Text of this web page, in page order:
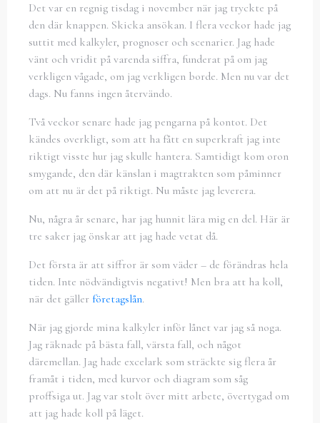
Det var en regnig tisdag i november när jag tryckte på
den där knappen. Skicka ansökan. I flera veckor hade jag
suttit med kalkyler, prognoser och scenarier. Jag hade
vänt och vridit på varenda siffra, funderat på om jag
verkligen vågade, om jag verkligen borde. Men nu var det
dags. Nu fanns ingen återvändo.
Två veckor senare hade jag pengarna på kontot. Det
kändes overkligt, som att ha fått en superkraft jag inte
riktigt visste hur jag skulle hantera. Samtidigt kom oron
smygande, den där känslan i magtrakten som påminner
om att nu är det på riktigt. Nu måste jag leverera.
Nu, några år senare, har jag hunnit lära mig en del. Här är
tre saker jag önskar att jag hade vetat då.
Det första är att siffror är som väder – de förändras hela
tiden. Inte nödvändigtvis negativt! Men bra att ha koll,
när det gäller företagslån.
När jag gjorde mina kalkyler inför lånet var jag så noga.
Jag räknade på bästa fall, värsta fall, och något
däremellan. Jag hade excelark som sträckte sig flera år
framåt i tiden, med kurvor och diagram som såg
proffsiga ut. Jag var stolt över mitt arbete, övertygad om
att jag hade koll på läget.